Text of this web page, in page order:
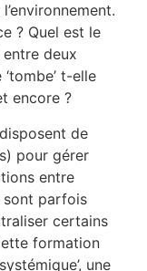
? Quel est le
deux
t-elle
encore ?
de
pour gérer
entre
sont parfois
certains
formation
une